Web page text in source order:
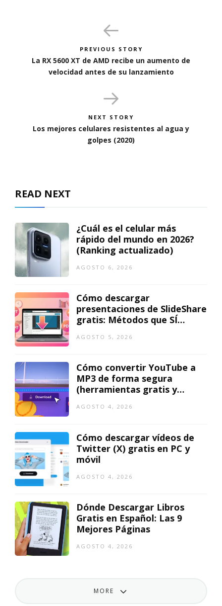
PREVIOUS STORY
La RX 5600 XT de AMD recibe un aumento de
velocidad antes de su lanzamiento
NEXT STORY
Los mejores celulares resistentes al agua y
golpes (2020)
READ NEXT
¿Cuál es el celular más
rápido del mundo en 2026?
(Ranking actualizado)
AGOSTO 6, 2026
Cómo descargar
presentaciones de SlideShare
gratis: Métodos que SÍ
AGOSTO 5, 2026
Cómo convertir YouTube a
MP3 de forma segura
(herramientas gratis y
AGOSTO 4, 2026
Cómo descargar vídeos de
Twitter (X) gratis en PC y
móvil
AGOSTO 4, 2026
Dónde Descargar Libros
Gratis en Español: Las 9
Mejores Páginas
AGOSTO 4, 2026
MORE